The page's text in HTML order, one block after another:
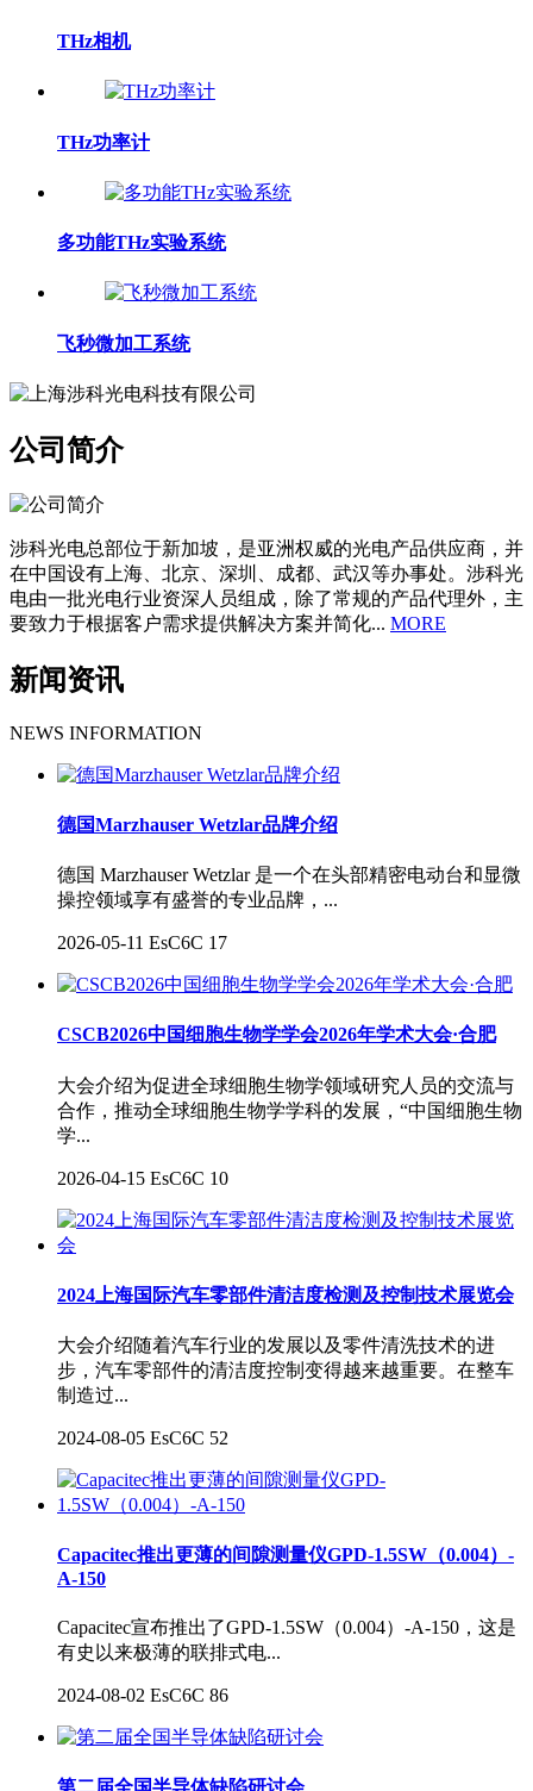
THz相机
THz功率计
多功能THz实验系统
飞秒微加工系统
公司简介
涉科光电总部位于新加坡，是亚洲权威的光电产品供应商，并
在中国设有上海、北京、深圳、成都、武汉等办事处。涉科光
电由一批光电行业资深人员组成，除了常规的产品代理外，主
要致力于根据客户需求提供解决方案并简化... MORE
新闻资讯
NEWS INFORMATION
德国Marzhauser Wetzlar品牌介绍
德国 Marzhauser Wetzlar 是一个在头部精密电动台和显微
操控领域享有盛誉的专业品牌，...
2026-05-11 EsC6C 17
CSCB2026中国细胞生物学学会2026年学术大会·合肥
大会介绍为促进全球细胞生物学领域研究人员的交流与
合作，推动全球细胞生物学学科的发展，“中国细胞生物
学...
2026-04-15 EsC6C 10
2024上海国际汽车零部件清洁度检测及控制技术展览会
大会介绍随着汽车行业的发展以及零件清洗技术的进
步，汽车零部件的清洁度控制变得越来越重要。在整车
制造过...
2024-08-05 EsC6C 52
Capacitec推出更薄的间隙测量仪GPD-1.5SW（0.004）-
A-150
Capacitec宣布推出了GPD-1.5SW（0.004）-A-150，这是
有史以来极薄的联排式电...
2024-08-02 EsC6C 86
第二届全国半导体缺陷研讨会